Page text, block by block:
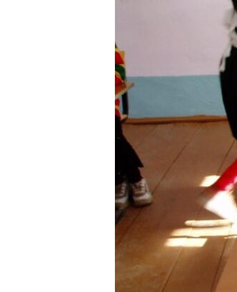
ЫҢГАЙСЫЗ СУРООЛОР